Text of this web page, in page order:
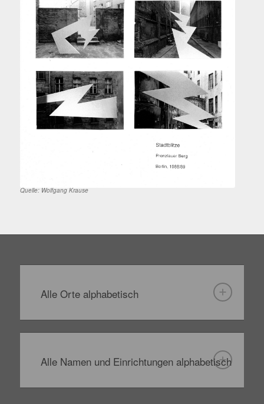
Quelle: Wolfgang Krause
Alle Orte alphabetisch
Alle Namen und Einrichtungen alphabetisch